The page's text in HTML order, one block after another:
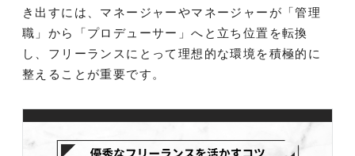
き出すには、マネージャーやマネージャーが「管理
職」から「プロデューサー」へと立ち位置を転換
し、フリーランスにとって理想的な環境を積極的に
整えることが重要です。